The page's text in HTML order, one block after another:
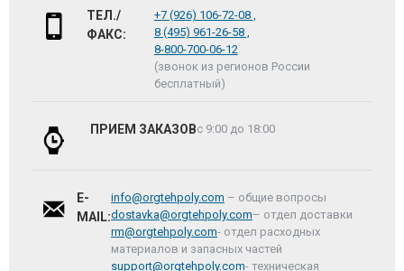
ТЕЛ./
ФАКС:
+7 (926) 106-72-08 ,
8 (495) 961-26-58 ,
8-800-700-06-12
(звонок из регионов России
бесплатный)
ПРИЕМ ЗАКАЗОВс 9:00 до 18:00
E-
MAIL:
info@orgtehpoly.com – общие вопросы
dostavka@orgtehpoly.com– отдел доставки
rm@orgtehpoly.com- отдел расходных
материалов и запасных частей
support@orgtehpoly.com- техническая